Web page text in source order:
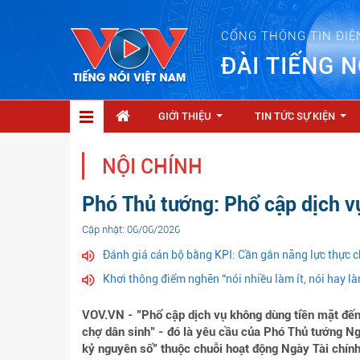
CỔNG THÔNG TIN
ĐÀI TIẾNG
GIỚI THIỆU TIN TỨC SỰ KIỆN
NỘI CHÍNH
Phó Thủ tướng: Phổ cập dịch
Cập nhật: 06/06/2026
Đánh giá cán bộ bằng KPI: Cần gắn năng lực thực
Khơi thông điểm nghẽn “nói nhiều làm ít, nói hay
VOV.VN - "Phổ cập dịch vụ không dùng tiền mặt
chợ dân sinh" - đó là yêu cầu của Phó Thủ tướng
kỷ nguyên số" thuộc chuỗi hoạt động Ngày Tài